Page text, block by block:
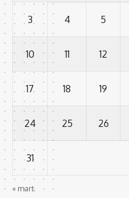
3 4 5
10 11 12
17 18 19
24 25 26
31
« mart.